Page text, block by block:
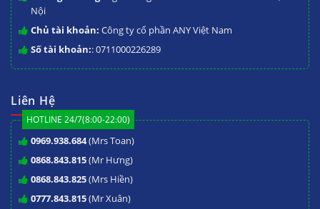
Nội
Chủ tài khoản: Công ty cổ phần ANY Việt Nam
Số tài khoản:: 0711000226289
Liên Hệ
HOTLINE 24/7(8:00-22:00)
0969.938.684(Mrs Toan)
0868.843.815(Mr Hưng)
0868.843.825(Mrs Hiền)
0777.843.815(Mr Xuân)